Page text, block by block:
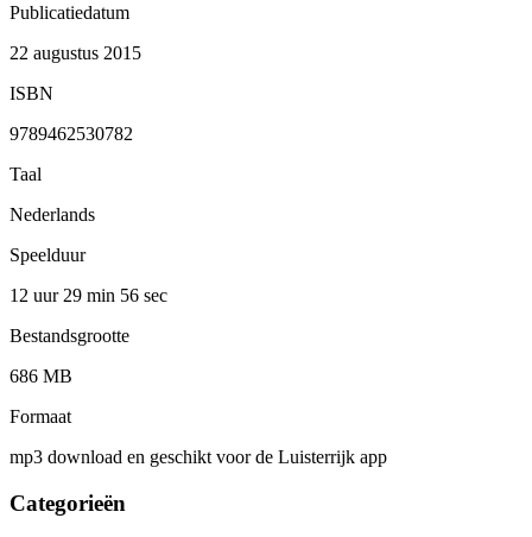
Publicatiedatum
22 augustus 2015
ISBN
9789462530782
Taal
Nederlands
Speelduur
12 uur 29 min 56 sec
Bestandsgrootte
686 MB
Formaat
mp3 download en geschikt voor de Luisterrijk app
Categorieën